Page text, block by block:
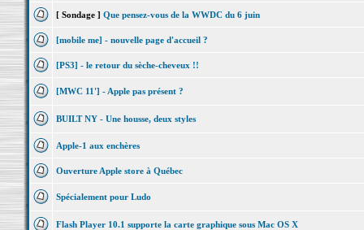
[ Sondage ] Que pensez-vous de la WWDC du 6 juin
[mobile me] - nouvelle page d'accueil ?
[PS3] - le retour du sèche-cheveux !!
[MWC 11'] - Apple pas présent ?
BUILT NY - Une housse, deux styles
Apple-1 aux enchères
Ouverture Apple store à Québec
Spécialement pour Ludo
Flash Player 10.1 supporte la carte graphique sous Mac OS X